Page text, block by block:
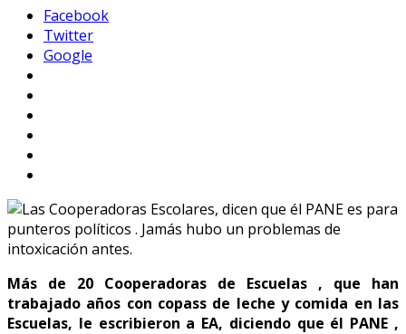
Facebook
Twitter
Google
Más de 20 Cooperadoras de Escuelas , que han
trabajado años con copass de leche y comida en las
Escuelas, le escribieron a EA, diciendo que él PANE ,